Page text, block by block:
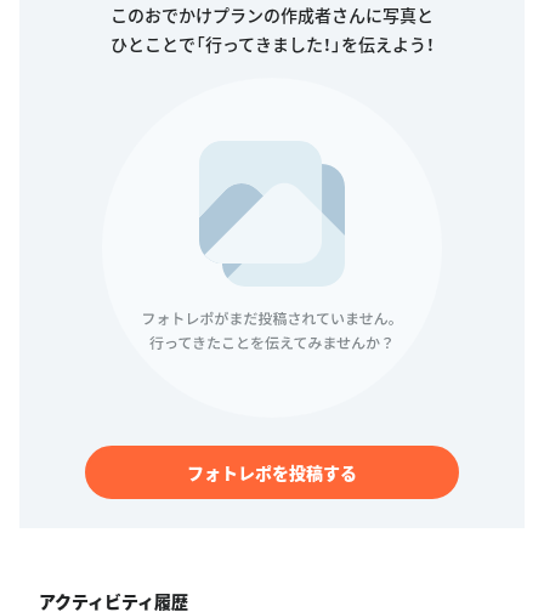
このおでかけプランの作成者さんに写真と
ひとことで「行ってきました！」を伝えよう！
フォトレポを投稿する
アクティビティ履歴